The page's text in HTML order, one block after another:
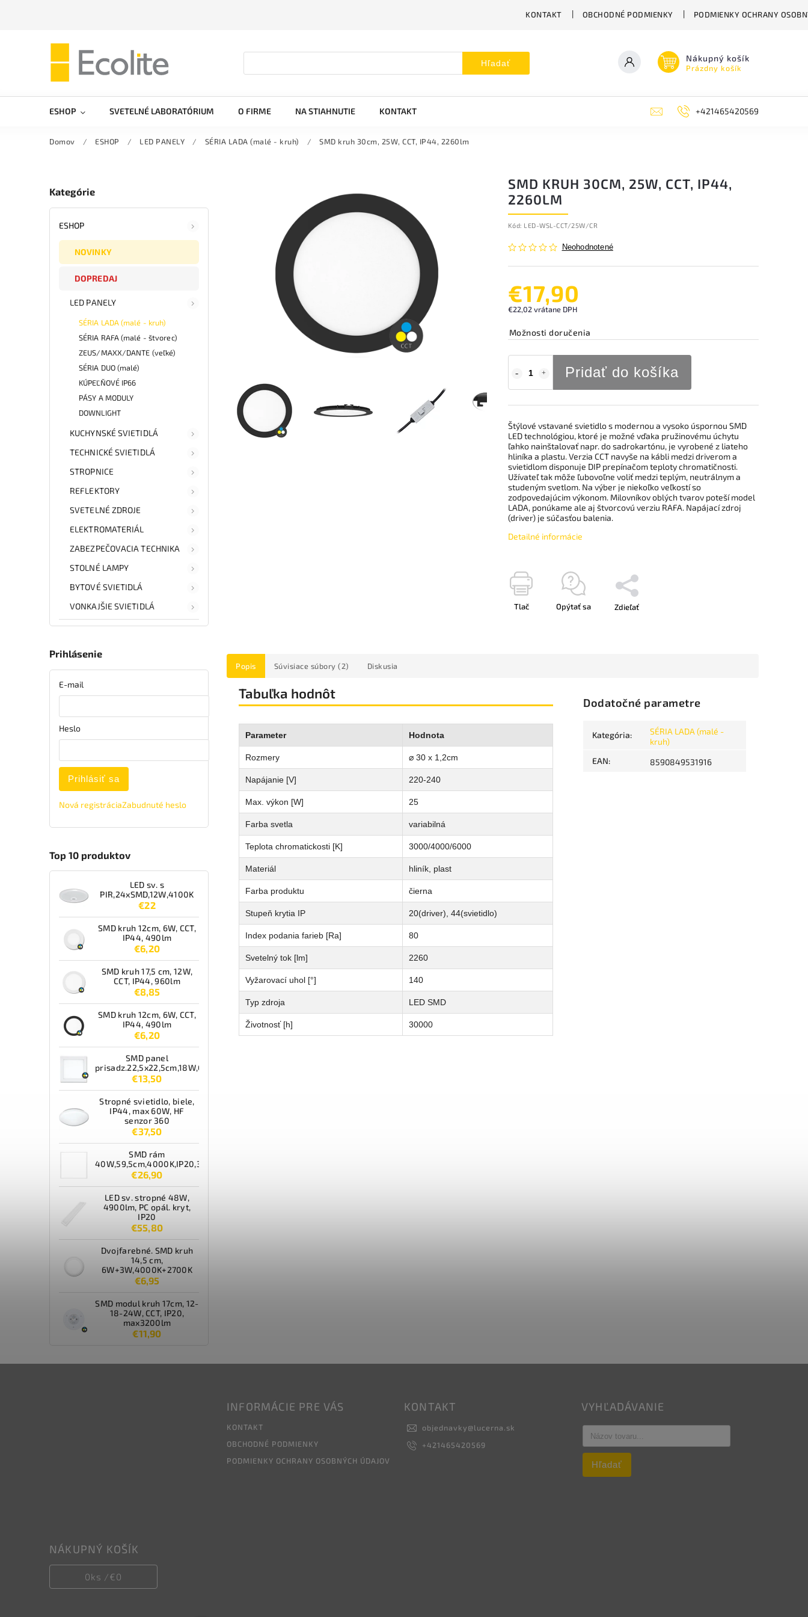
KONTAKT OBCHODNÉ PODMIENKY PODMIENKY OCHRANY
Hľadať Nákupný košík
Prázdny košík
ESHOP SVETELNÉ LABORATÓRIUM O FIRME NA STIAHNUTIE KONTAKT +421465420569
Domov / ESHOP / LED PANELY / SÉRIA LADA (malé - kruh) / SMD kruh 30cm, 25W, CCT, IP44, 2260lm
Kategórie
ESHOP
NOVINKY
DOPREDAJ
LED PANELY
SÉRIA LADA (malé - kruh)
SÉRIA RAFA (malé - štvorec)
ZEUS/MAXX/DANTE (veľké)
SÉRIA DUO (malé)
KÚPEĽŇOVÉ IP66
PÁSY A MODULY
DOWNLIGHT
KUCHYNSKÉ SVIETIDLÁ
TECHNICKÉ SVIETIDLÁ
STROPNICE
REFLEKTORY
SVETELNÉ ZDROJE
ELEKTROMATERIÁL
ZABEZPEČOVACIA TECHNIKA
STOLNÉ LAMPY
BYTOVÉ SVIETIDLÁ
VONKAJŠIE SVIETIDLÁ
Prihlásenie
E-mail
Heslo
Prihlásiť sa
Nová registráciaZabudnuté heslo
Top 10 produktov
LED sv. s
PIR,24xSMD,12W,4100K
€22
SMD kruh 12cm, 6W, CCT,
IP44, 490lm
€6,20
SMD kruh 17,5 cm, 12W,
CCT, IP44, 960lm
€8,85
SMD kruh 12cm, 6W, CCT,
IP44, 490lm
€6,20
SMD panel
prisadz.22,5x22,5cm,18W,CCT,IP44,1550lm
€13,50
Stropné svietidlo, biele,
IP44, max 60W, HF
senzor 360
€37,50
SMD rám
40W,59,5cm,4000K,IP20,3600lm,biely
€26,90
LED sv. stropné 48W,
4900lm, PC opál. kryt,
IP20
€55,80
Dvojfarebné. SMD kruh
14,5 cm,
6W+3W,4000K+2700K
€6,95
SMD modul kruh 17cm, 12-
18-24W, CCT, IP20,
max3200lm
€11,90
SMD KRUH 30CM, 25W, CCT, IP44,
2260LM
Kód: LED-WSL-CCT/25W/CR
Neohodnotené
€17,90
€22,02 vrátane DPH
Možnosti doručenia
Pridať do košíka
Štýlové vstavané svietidlo s modernou a vysoko úspornou SMD
LED technológiou, ktoré je možné vďaka pružinovému úchytu
ľahko nainštalovať napr. do sadrokartónu, je vyrobené z liateho
hliníka a plastu. Verzia CCT navyše na kábli medzi driverom a
svietidlom disponuje DIP prepínačom teploty chromatičnosti.
Užívateľ tak môže ľubovoľne voliť medzi teplým, neutrálnym a
studeným svetlom. Na výber je niekoľko veľkostí so
zodpovedajúcim výkonom. Milovníkov oblých tvarov poteší model
LADA, ponúkame ale aj štvorcovú verziu RAFA. Napájací zdroj
(driver) je súčasťou balenia.
Detailné informácie
Tlač Opýtať sa Zdieľať
Popis Súvisiace súbory (2) Diskusia
Tabuľka hodnôt
Parameter Hodnota
Rozmery ⌀ 30 x 1,2cm
Napájanie [V] 220-240
Max. výkon [W] 25
Farba svetla variabilná
Teplota chromatickosti [K] 3000/4000/6000
Materiál hliník, plast
Farba produktu čierna
Stupeň krytia IP 20(driver), 44(svietidlo)
Index podania farieb [Ra] 80
Svetelný tok [lm] 2260
Vyžarovací uhol [°] 140
Typ zdroja LED SMD
Životnosť [h] 30000
Dodatočné parametre
Kategória:
SÉRIA LADA (malé -
kruh)
EAN: 8590849531916
INFORMÁCIE PRE VÁS
KONTAKT
OBCHODNÉ PODMIENKY
PODMIENKY OCHRANY OSOBNÝCH ÚDAJOV
KONTAKT
objednavky@lucerna.sk
+421465420569
VYHĽADÁVANIE
Hľadať
NÁKUPNÝ KOŠÍK
0ks /€0